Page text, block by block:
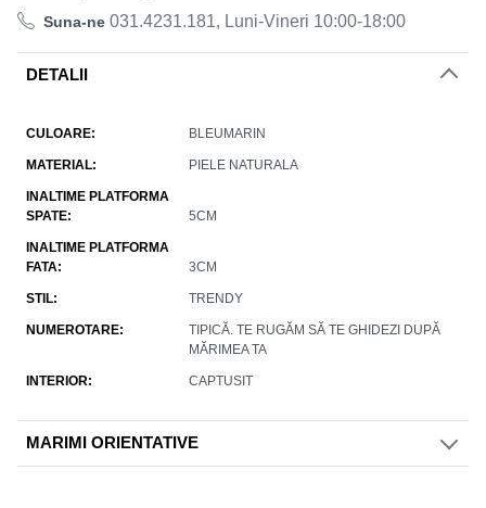
Suna-ne 031.4231.181, Luni-Vineri 10:00-18:00
DETALII
CULOARE BLEUMARIN
MATERIAL PIELE NATURALA
INALTIME PLATFORMA
SPATE
5CM
INALTIME PLATFORMA
FATA
3CM
STIL TRENDY
NUMEROTARE
TIPICĂ. TE RUGĂM SĂ TE GHIDEZI DUPĂ
MĂRIMEA TA
INTERIOR CAPTUSIT
MARIMI ORIENTATIVE